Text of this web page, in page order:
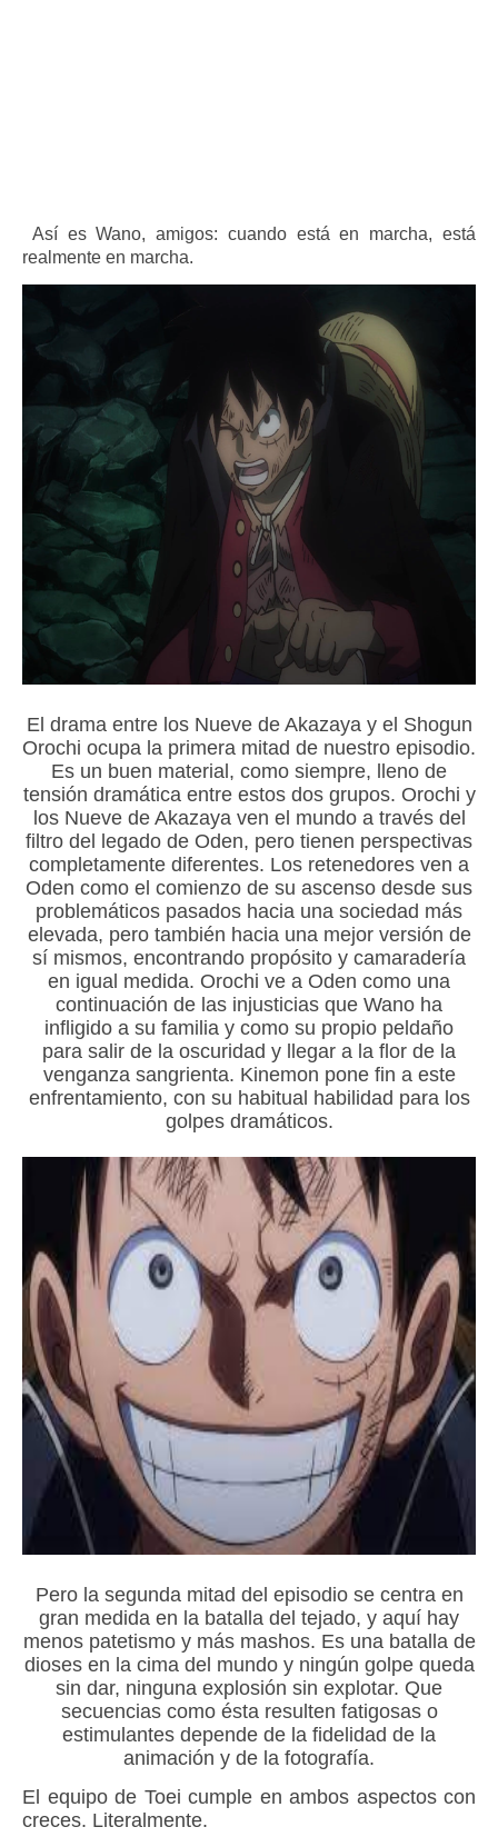
Así es Wano, amigos: cuando está en marcha, está
realmente en marcha.
El drama entre los Nueve de Akazaya y el Shogun
Orochi ocupa la primera mitad de nuestro episodio.
Es un buen material, como siempre, lleno de
tensión dramática entre estos dos grupos. Orochi y
los Nueve de Akazaya ven el mundo a través del
filtro del legado de Oden, pero tienen perspectivas
completamente diferentes. Los retenedores ven a
Oden como el comienzo de su ascenso desde sus
problemáticos pasados hacia una sociedad más
elevada, pero también hacia una mejor versión de
sí mismos, encontrando propósito y camaradería
en igual medida. Orochi ve a Oden como una
continuación de las injusticias que Wano ha
infligido a su familia y como su propio peldaño
para salir de la oscuridad y llegar a la flor de la
venganza sangrienta. Kinemon pone fin a este
enfrentamiento, con su habitual habilidad para los
golpes dramáticos.
Pero la segunda mitad del episodio se centra en
gran medida en la batalla del tejado, y aquí hay
menos patetismo y más mashos. Es una batalla de
dioses en la cima del mundo y ningún golpe queda
sin dar, ninguna explosión sin explotar. Que
secuencias como ésta resulten fatigosas o
estimulantes depende de la fidelidad de la
animación y de la fotografía.
El equipo de Toei cumple en ambos aspectos con
creces. Literalmente.